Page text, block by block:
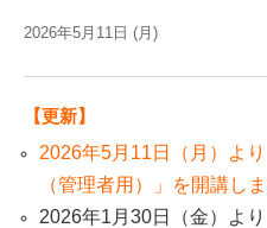
2026年5月11日 (月)
【更新】
2026年5月11日（月）よ
（管理者用）」を開講しま
2026年1月30日（金）よ